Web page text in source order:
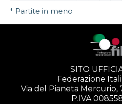
* Partite in meno
SITO
Federazione
Via del Pianeta Mercurio,
P.IVA